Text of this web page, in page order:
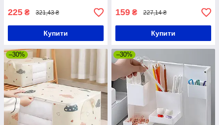
225 ₴ 321,43 ₴
Купити
159 ₴ 227,14 ₴
Купити
–30% –30%